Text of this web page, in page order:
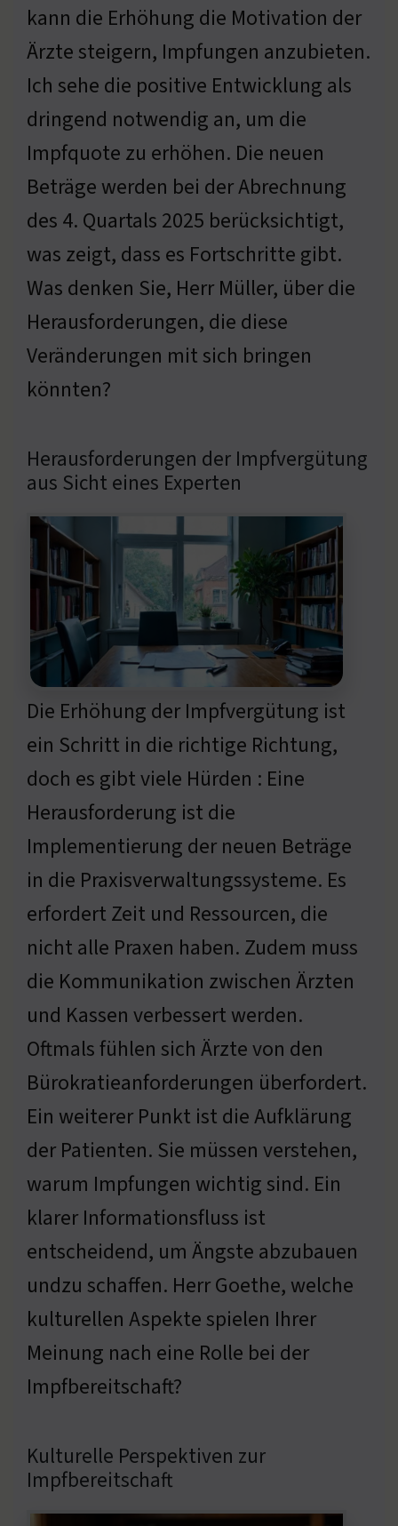
kann die Erhöhung die Motivation der
Ärzte steigern, Impfungen anzubieten.
Ich sehe die positive Entwicklung als
dringend notwendig an, um die
Impfquote zu erhöhen. Die neuen
Beträge werden bei der Abrechnung
des 4. Quartals 2025 berücksichtigt,
was zeigt, dass es Fortschritte gibt.
Was denken Sie, Herr Müller, über die
Herausforderungen, die diese
Veränderungen mit sich bringen
könnten?
Herausforderungen der Impfvergütung
aus Sicht eines Experten
Die Erhöhung der Impfvergütung ist
ein Schritt in die richtige Richtung,
doch es gibt viele Hürden : Eine
Herausforderung ist die
Implementierung der neuen Beträge
in die Praxisverwaltungssysteme. Es
erfordert Zeit und Ressourcen, die
nicht alle Praxen haben. Zudem muss
die Kommunikation zwischen Ärzten
und Kassen verbessert werden.
Oftmals fühlen sich Ärzte von den
Bürokratieanforderungen überfordert.
Ein weiterer Punkt ist die Aufklärung
der Patienten. Sie müssen verstehen,
warum Impfungen wichtig sind. Ein
klarer Informationsfluss ist
entscheidend, um Ängste abzubauen
undzu schaffen. Herr Goethe, welche
kulturellen Aspekte spielen Ihrer
Meinung nach eine Rolle bei der
Impfbereitschaft?
Kulturelle Perspektiven zur
Impfbereitschaft